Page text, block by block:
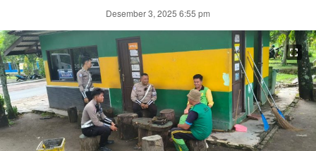
Desember 3, 2025 6:55 pm